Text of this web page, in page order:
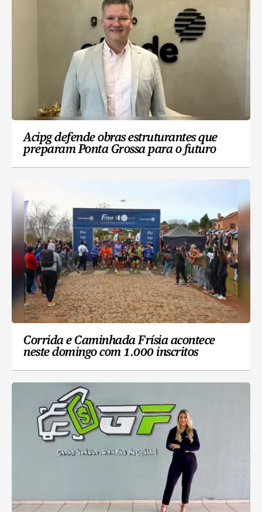
Acipg defende obras estruturantes que
preparam Ponta Grossa para o futuro
Corrida e Caminhada Frísia acontece
neste domingo com 1.000 inscritos